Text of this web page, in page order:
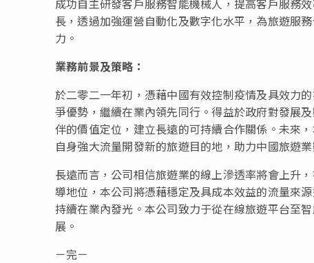
成功自主研發客戶服務智能機械人，提高客戶服務
長，透過加強運營自動化及數字化水平，為旅遊服
力。
業務前景及策略：
於二零二一年初，憑藉中國有效控制疫情及具效力
爭優勢，繼續在業內領先同行。得益於政府對發展
伴的價值定位，建立長遠的可持續合作關係。未來
自身強大流量開發新的旅遊目的地，助力中國旅遊
長遠而言，公司相信旅遊業的線上滲透率將會上升
導地位，本公司將憑藉穩定及具成本效益的流量來
持續在業內發光。本公司致力于從在線旅遊平台至
展。
－完－